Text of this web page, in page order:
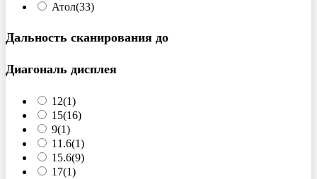
Атол(33)
Дальность сканирования до
Диагональ дисплея
12(1)
15(16)
9(1)
11.6(1)
15.6(9)
17(1)